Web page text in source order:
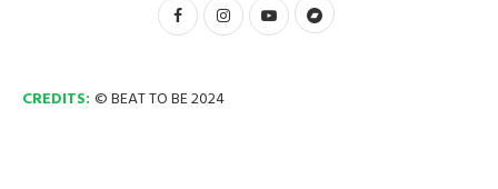
CREDITS: © BEAT TO BE 2024